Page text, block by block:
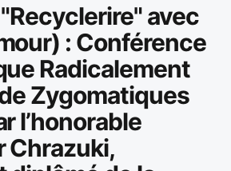
avec
: Conférence
Radicalement
Zygomatiques
l’honorable
Chrazuki,